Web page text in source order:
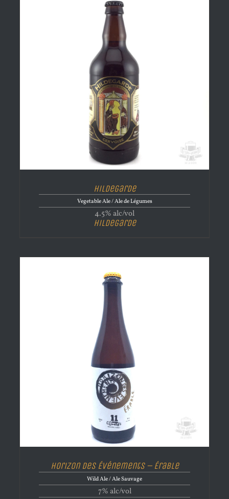
Hildegarde
Vegetable Ale / Ale de Légumes
4.5% alc/vol
Hildegarde
Horizon Des Événements – Érable
Wild Ale / Ale Sauvage
7% alc/vol